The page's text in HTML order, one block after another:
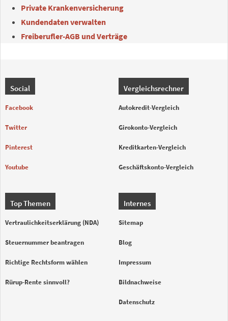
Private Krankenversicherung
Kundendaten verwalten
Freiberufler-AGB und Verträge
Social
Facebook
Twitter
Pinterest
Youtube
Vergleichsrechner
Autokredit-Vergleich
Girokonto-Vergleich
Kreditkarten-Vergleich
Geschäftskonto-Vergleich
Top Themen
Vertraulichkeitserklärung (NDA)
Steuernummer beantragen
Richtige Rechtsform wählen
Rürup-Rente sinnvoll?
Internes
Sitemap
Blog
Impressum
Bildnachweise
Datenschutz